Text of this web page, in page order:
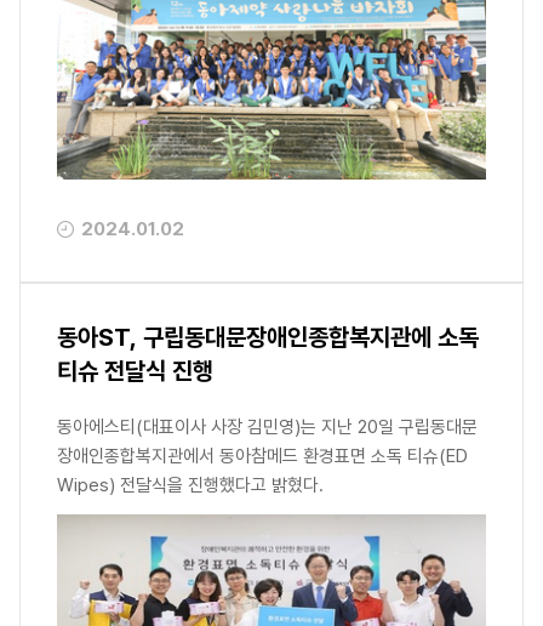
2024.01.02
동아ST, 구립동대문장애인종합복지관에 소독
티슈 전달식 진행
동아에스티(대표이사 사장 김민영)는 지난 20일 구립동대문
장애인종합복지관에서 동아참메드 환경표면 소독 티슈(ED
Wipes) 전달식을 진행했다고 밝혔다.